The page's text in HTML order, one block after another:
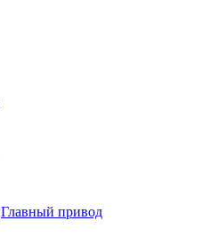
Главный привод